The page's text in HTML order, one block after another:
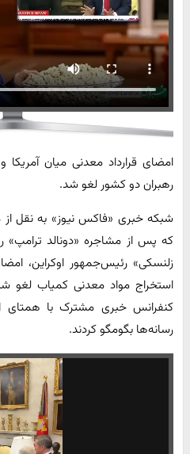
امضای قرارداد معدنی میان
رهبران دو کشور لغو شد.
شبکه خبری «فاکس نیوز» به نقل
که پس از مشاجره «دونالد ترامپ»
زلنسکی» رئیس‌جمهور اوکراین،
استخراج مواد معدنی کمیاب لغو
کنفرانس خبری مشترک با همتای
رسانه‌ها بگومگو کردند.